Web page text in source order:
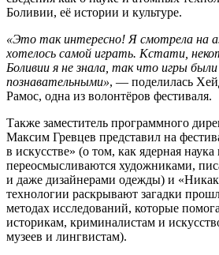
Боливии, её истории и культуре.
«Это так интересно! Я смотрела на
хотелось самой играть. Кстати,
Боливии я не знала, так что игры
познавательными», — поделилась
Рамос, одна из волонтёров фестиваля.
Также заместитель программного
Максим Гревцев представил на
в искусстве» (о том, как ядерная
переосмысливаются художниками,
и даже дизайнерами одежды) и
технологии раскрывают загадки
методах исследований, которые
историкам, криминалистам и
музеев и лингвистам).